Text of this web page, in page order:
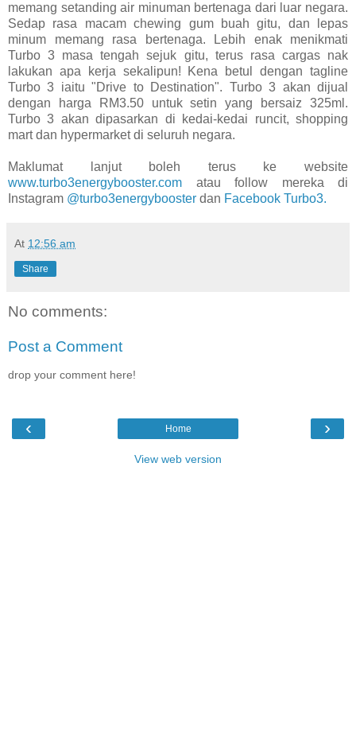
memang setanding air minuman bertenaga dari luar negara.
Sedap rasa macam chewing gum buah gitu, dan lepas
minum memang rasa bertenaga. Lebih enak menikmati
Turbo 3 masa tengah sejuk gitu, terus rasa cargas nak
lakukan apa kerja sekalipun! Kena betul dengan tagline
Turbo 3 iaitu "Drive to Destination". Turbo 3 akan dijual
dengan harga RM3.50 untuk setin yang bersaiz 325ml.
Turbo 3 akan dipasarkan di kedai-kedai runcit, shopping
mart dan hypermarket di seluruh negara.
Maklumat lanjut boleh terus ke website
www.turbo3energybooster.com atau follow mereka di
Instagram @turbo3energybooster dan Facebook Turbo3.
At 12:56 am
Share
No comments:
Post a Comment
drop your comment here!
‹ ›
Home
View web version